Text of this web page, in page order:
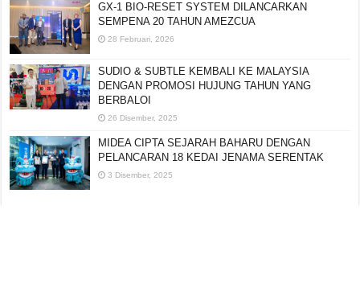
GX-1 BIO-RESET SYSTEM DILANCARKAN
SEMPENA 20 TAHUN AMEZCUA
28 Februari, 2026
SUDIO & SUBTLE KEMBALI KE MALAYSIA
DENGAN PROMOSI HUJUNG TAHUN YANG
BERBALOI
26 Disember, 2025
MIDEA CIPTA SEJARAH BAHARU DENGAN
PELANCARAN 18 KEDAI JENAMA SERENTAK
3 Disember, 2025